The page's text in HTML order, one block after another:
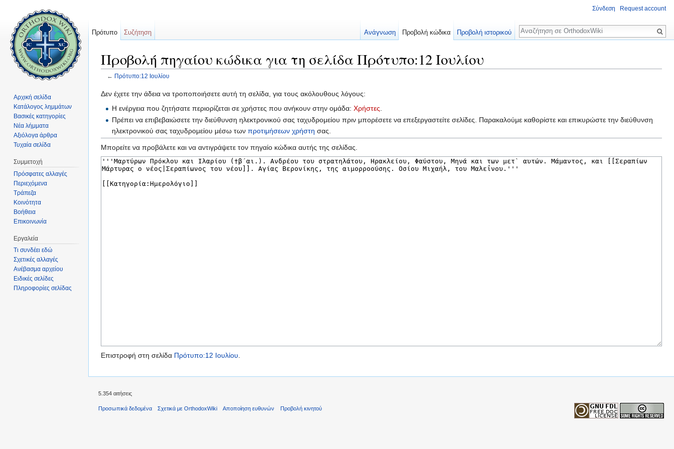
Προβολή πηγαίου κώδικα για τη σελίδα Πρότυπο:12 Ιουλίου
← Πρότυπο:12 Ιουλίου
Δεν έχετε την άδεια να τροποποιήσετε αυτή τη σελίδα, για τους ακόλουθους λόγους:
Η ενέργεια που ζητήσατε περιορίζεται σε χρήστες που ανήκουν στην ομάδα:Χρήστες
Πρέπει να επιβεβαιώσετε την διεύθυνση ηλεκτρονικού σας ταχυδρομείου πριν μπορέσετε να επεξεργαστείτε σελίδες. Παρακαλούμε καθορίστε και επικυρώστε την διεύθυνση
ηλεκτρονικού σας ταχυδρομείου μέσω τωνπροτιμήσεων χρήστη σας.
Μπορείτε να προβάλετε και να αντιγράψετε τον πηγαίο κώδικα αυτής της σελίδας.
Επιστροφή στη σελίδα Πρότυπο:12 Ιουλίου.
Σύνδεση Request account
Πρότυπο Συζήτηση Ανάγνωση Προβολή κώδικα Προβολή ιστορικού
Αναζήτηση
Αρχική σελίδα
Κατάλογος λημμάτων
Βασικές κατηγορίες
Νέα λήμματα
Αξιόλογα άρθρα
Τυχαία σελίδα
Συμμετοχή
Πρόσφατες αλλαγές
Περιεχόμενα
Τράπεζα
Κοινότητα
Βοήθεια
Επικοινωνία
Εργαλεία
Τι συνδέει εδώ
Σχετικές αλλαγές
Ανέβασμα αρχείου
Ειδικές σελίδες
Πληροφορίες σελίδας
5.354 αιτήσεις
Προσωπικά δεδομένα Σχετικά με OrthodoxWiki Αποποίηση ευθυνών Προβολή κινητού